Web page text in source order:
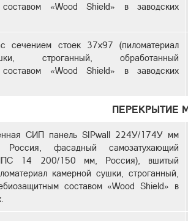
составом «Wood Shield» в заводских
сечением стоек 37х97 (пиломатериал
строганный, обработанный
составом «Wood Shield» в заводских
ПЕРЕКРЫТИЕ
СИП панель SIPwall 224У/174У мм
фасадный самозатухающий
ППС 14 200/150 мм, Россия), вшитый
камерной сушки, строганный,
составом «Wood Shield» в